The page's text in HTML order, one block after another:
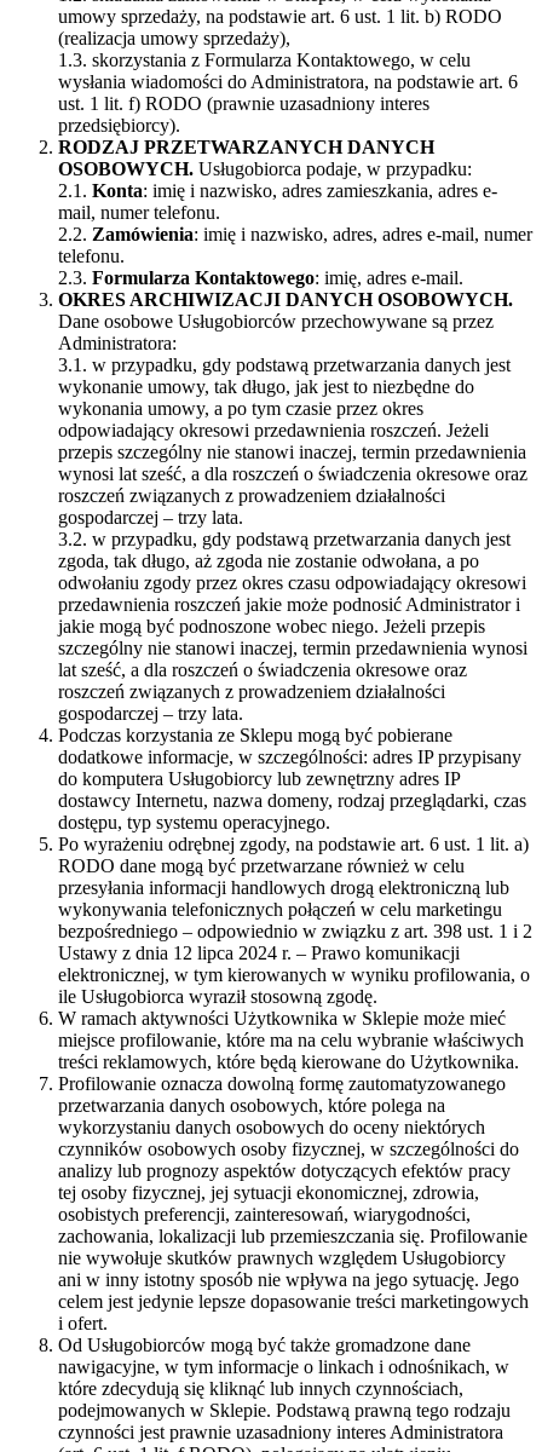
umowy sprzedaży, na podstawie art. 6 ust. 1 lit. b) RODO
(realizacja umowy sprzedaży),
1.3. skorzystania z Formularza Kontaktowego, w celu
wysłania wiadomości do Administratora, na podstawie art. 6
ust. 1 lit. f) RODO (prawnie uzasadniony interes
przedsiębiorcy).
RODZAJ PRZETWARZANYCH DANYCH
OSOBOWYCH. Usługobiorca podaje, w przypadku:
2.1. Konta: imię i nazwisko, adres zamieszkania, adres e-
mail, numer telefonu.
2.2. Zamówienia: imię i nazwisko, adres, adres e-mail, numer
telefonu.
2.3. Formularza Kontaktowego: imię, adres e-mail.
OKRES ARCHIWIZACJI DANYCH OSOBOWYCH.
Dane osobowe Usługobiorców przechowywane są przez
Administratora:
3.1. w przypadku, gdy podstawą przetwarzania danych jest
wykonanie umowy, tak długo, jak jest to niezbędne do
wykonania umowy, a po tym czasie przez okres
odpowiadający okresowi przedawnienia roszczeń. Jeżeli
przepis szczególny nie stanowi inaczej, termin przedawnienia
wynosi lat sześć, a dla roszczeń o świadczenia okresowe oraz
roszczeń związanych z prowadzeniem działalności
gospodarczej – trzy lata.
3.2. w przypadku, gdy podstawą przetwarzania danych jest
zgoda, tak długo, aż zgoda nie zostanie odwołana, a po
odwołaniu zgody przez okres czasu odpowiadający okresowi
przedawnienia roszczeń jakie może podnosić Administrator i
jakie mogą być podnoszone wobec niego. Jeżeli przepis
szczególny nie stanowi inaczej, termin przedawnienia wynosi
lat sześć, a dla roszczeń o świadczenia okresowe oraz
roszczeń związanych z prowadzeniem działalności
gospodarczej – trzy lata.
Podczas korzystania ze Sklepu mogą być pobierane
dodatkowe informacje, w szczególności: adres IP przypisany
do komputera Usługobiorcy lub zewnętrzny adres IP
dostawcy Internetu, nazwa domeny, rodzaj przeglądarki, czas
dostępu, typ systemu operacyjnego.
Po wyrażeniu odrębnej zgody, na podstawie art. 6 ust. 1 lit. a)
RODO dane mogą być przetwarzane również w celu
przesyłania informacji handlowych drogą elektroniczną lub
wykonywania telefonicznych połączeń w celu marketingu
bezpośredniego – odpowiednio w związku z art. 398 ust. 1 i 2
Ustawy z dnia 12 lipca 2024 r. – Prawo komunikacji
elektronicznej, w tym kierowanych w wyniku profilowania, o
ile Usługobiorca wyraził stosowną zgodę.
W ramach aktywności Użytkownika w Sklepie może mieć
miejsce profilowanie, które ma na celu wybranie właściwych
treści reklamowych, które będą kierowane do Użytkownika.
Profilowanie oznacza dowolną formę zautomatyzowanego
przetwarzania danych osobowych, które polega na
wykorzystaniu danych osobowych do oceny niektórych
czynników osobowych osoby fizycznej, w szczególności do
analizy lub prognozy aspektów dotyczących efektów pracy
tej osoby fizycznej, jej sytuacji ekonomicznej, zdrowia,
osobistych preferencji, zainteresowań, wiarygodności,
zachowania, lokalizacji lub przemieszczania się. Profilowanie
nie wywołuje skutków prawnych względem Usługobiorcy
ani w inny istotny sposób nie wpływa na jego sytuację. Jego
celem jest jedynie lepsze dopasowanie treści marketingowych
i ofert.
Od Usługobiorców mogą być także gromadzone dane
nawigacyjne, w tym informacje o linkach i odnośnikach, w
które zdecydują się kliknąć lub innych czynnościach,
podejmowanych w Sklepie. Podstawą prawną tego rodzaju
czynności jest prawnie uzasadniony interes Administratora